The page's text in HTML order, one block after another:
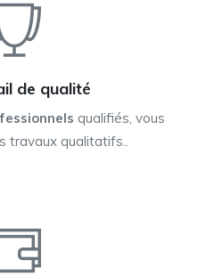
de qualité
qualifiés, vous
travaux qualitatifs..